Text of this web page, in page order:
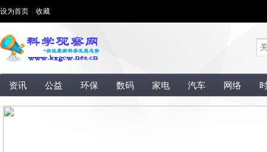
设为首页 收藏
资讯 公益 环保 数码 家电 汽车 网络